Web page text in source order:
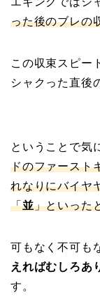
った後のブレの
この収束スピー
シャクった直後
ということで気
ドのファースト
れなりにバイヤ
「並」といった
可もなく不可も
えればむしろあ
す。